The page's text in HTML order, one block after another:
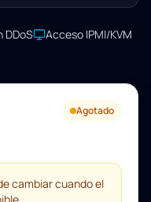
DDoS
Acceso IPMI/KVM
Agotado
cambiar cuando el